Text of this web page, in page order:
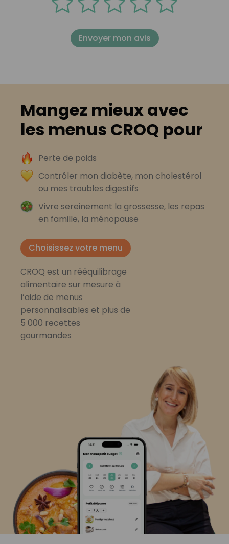
Envoyer mon avis
Mangez mieux avec
les menus CROQ pour
Perte de poids
Contrôler mon diabète, mon cholestérol
ou mes troubles digestifs
Vivre sereinement la grossesse, les repas
en famille, la ménopause
Choisissez votre menu
CROQ est un rééquilibrage
alimentaire sur mesure à
l’aide de menus
personnalisables et plus de
5 000 recettes
gourmandes